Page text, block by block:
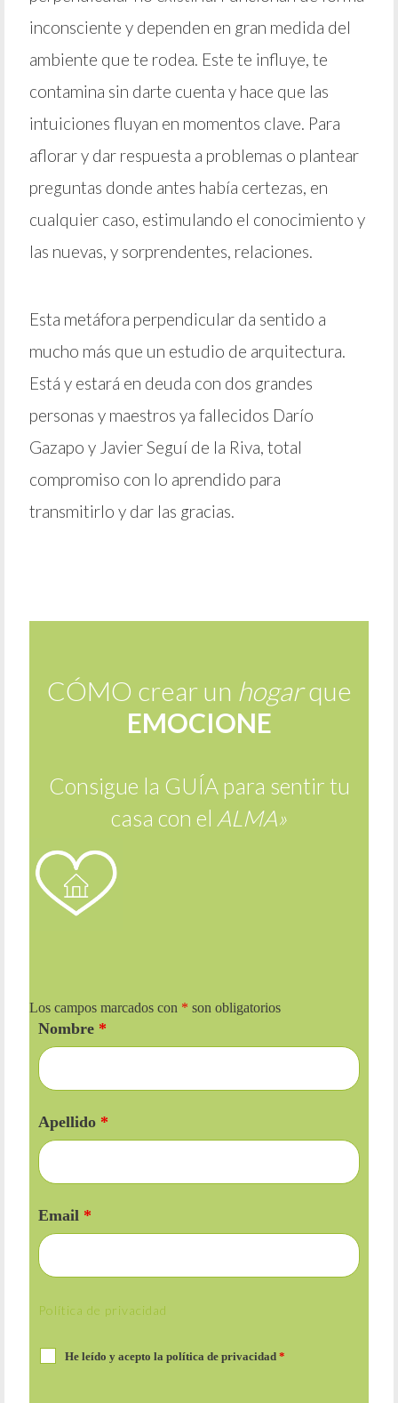
inconsciente y dependen en gran medida del
ambiente que te rodea. Este te influye, te
contamina sin darte cuenta y hace que las
intuiciones fluyan en momentos clave. Para
aflorar y dar respuesta a problemas o plantear
preguntas donde antes había certezas, en
cualquier caso, estimulando el conocimiento y
las nuevas, y sorprendentes, relaciones.
Esta metáfora perpendicular da sentido a
mucho más que un estudio de arquitectura.
Está y estará en deuda con dos grandes
personas y maestros ya fallecidos Darío
Gazapo y Javier Seguí de la Riva, total
compromiso con lo aprendido para
transmitirlo y dar las gracias.
CÓMO crear un hogarque
EMOCIONE
Consigue la GUÍA para sentir tu
casa con el ALMA»
Los campos marcados con * son obligatorios
Nombre *
Apellido *
Email *
Política de privacidad
He leído y acepto la política de privacidad*